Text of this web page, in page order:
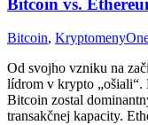
Bitcoin, Kryptomeny
Od svojho vzniku na
lídrom v krypto „ošiali“.
Bitcoin zostal
transakčnej kapacity.